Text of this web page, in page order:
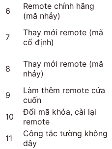
6
Remote chính hãng
(mã nhảy)
7
Thay mới remote (mã
cố định)
8
Thay mới remote (mã
nhảy)
9
Làm thêm remote cửa
cuốn
10
Đổi mã khóa, cài lại
remote
11
Công tắc tường không
dây